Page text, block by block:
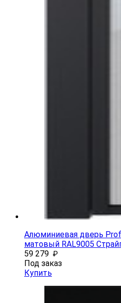
Алюминиевая дверь
матовый RAL9005
59 279 ₽
Под заказ
Купить